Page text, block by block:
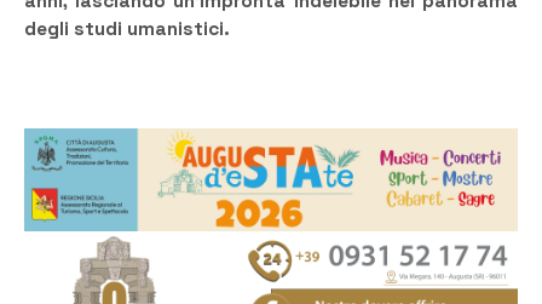
degli studi umanistici.